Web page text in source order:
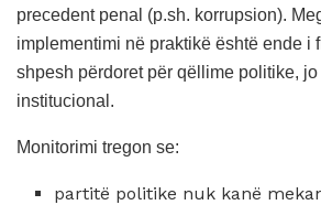
precedent penal (p.sh. korrupsion).
implementimi në praktikë është ende i
shpesh përdoret për qëllime politike,
institucional.
Monitorimi tregon se:
partitë politike nuk kanë